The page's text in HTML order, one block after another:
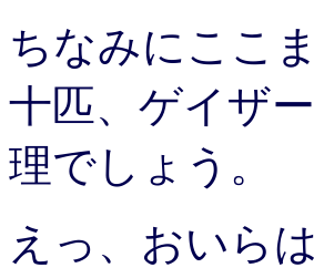
ちなみにここ
十匹、ゲイザ
理でしょう。
えっ、おいら